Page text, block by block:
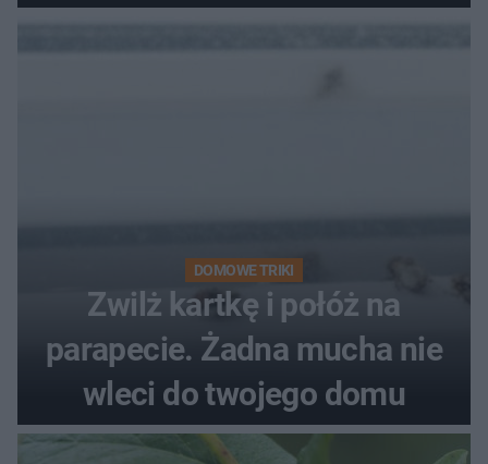
kobiety
DOMOWE TRIKI
Zwilż kartkę i połóż na
parapecie. Żadna mucha nie
wleci do twojego domu